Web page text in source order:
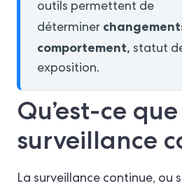
outils permettent de
déterminer
comportement, statut
exposition.
Qu’est-ce
surveillance
La surveillance continue, ou